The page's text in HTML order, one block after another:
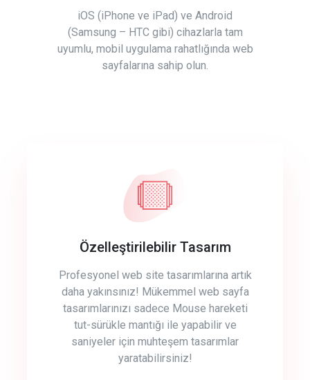
iOS (iPhone ve iPad) ve Android
(Samsung – HTC gibi) cihazlarla tam
uyumlu, mobil uygulama rahatlığında web
sayfalarına sahip olun.
Özelleştirilebilir Tasarım
Profesyonel web site tasarımlarına artık
daha yakınsınız! Mükemmel web sayfa
tasarımlarınızı sadece Mouse hareketi
tut-sürükle mantığı ile yapabilir ve
saniyeler için muhteşem tasarımlar
yaratabilirsiniz!